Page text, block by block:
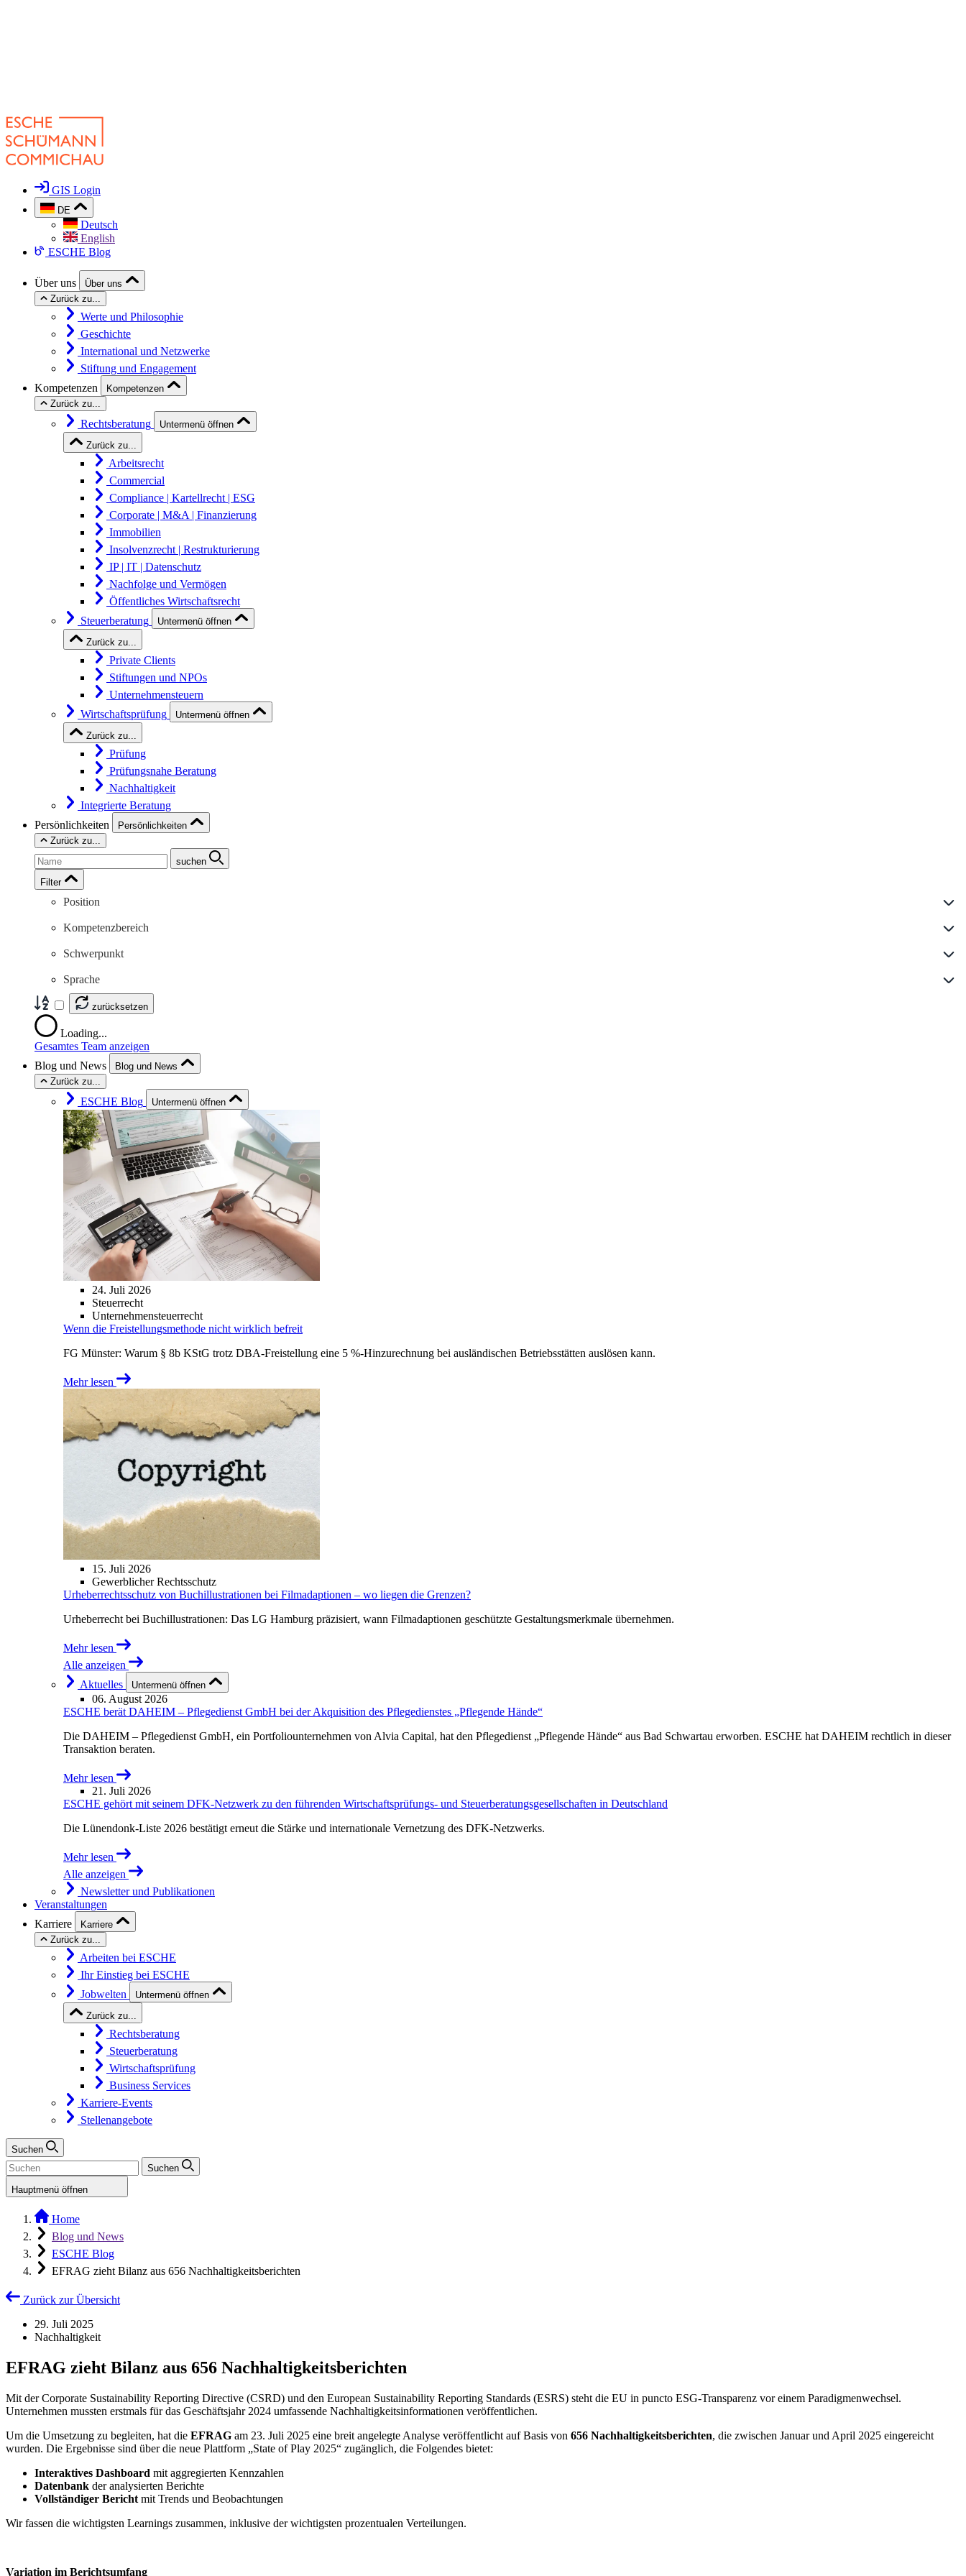
GIS Login
DE
Deutsch
English
ESCHE Blog
Über uns
Über uns
Zurück zu...
Werte und Philosophie
Geschichte
International und Netzwerke
Stiftung und Engagement
Kompetenzen
Kompetenzen
Zurück zu...
Rechtsberatung
Untermenü öffnen
Zurück zu...
Arbeitsrecht
Commercial
Compliance | Kartellrecht | ESG
Corporate | M&A | Finanzierung
Immobilien
Insolvenzrecht | Restrukturierung
IP | IT | Datenschutz
Nachfolge und Vermögen
Öffentliches Wirtschaftsrecht
Steuerberatung
Untermenü öffnen
Zurück zu...
Private Clients
Stiftungen und NPOs
Unternehmensteuern
Wirtschaftsprüfung
Untermenü öffnen
Zurück zu...
Prüfung
Prüfungsnahe Beratung
Nachhaltigkeit
Integrierte Beratung
Persönlichkeiten
Persönlichkeiten
Zurück zu...
suchen
Filter
Position
Kompetenzbereich
Schwerpunkt
Sprache
zurücksetzen
Loading...
Gesamtes Team anzeigen
Blog und News
Blog und News
Zurück zu...
ESCHE Blog Untermenü öffnen
24. Juli 2026
Steuerrecht
Unternehmensteuerrecht
Wenn die Freistellungsmethode nicht wirklich befreit
FG Münster: Warum § 8b KStG trotz DBA-Freistellung eine 5 %-Hinzurechnung bei ausländischen Betriebsstätten auslösen kann.
Mehr lesen
15. Juli 2026
Gewerblicher Rechtsschutz
Urheberrechtsschutz von Buchillustrationen bei Filmadaptionen – wo liegen die Grenzen?
Urheberrecht bei Buchillustrationen: Das LG Hamburg präzisiert, wann Filmadaptionen geschützte Gestaltungsmerkmale übernehmen.
Mehr lesen
Alle anzeigen
Aktuelles
Untermenü öffnen
06. August 2026
ESCHE berät DAHEIM – Pflegedienst GmbH bei der Akquisition des Pflegedienstes „Pflegende Hände“
Die DAHEIM – Pflegedienst GmbH, ein Portfoliounternehmen von Alvia Capital, hat den Pflegedienst „Pflegende Hände“ aus Bad Schwartau erworben. ESCHE hat DAHEIM rechtlich in dieser
Transaktion beraten.
Mehr lesen
21. Juli 2026
ESCHE gehört mit seinem DFK-Netzwerk zu den führenden Wirtschaftsprüfungs- und Steuerberatungsgesellschaften in Deutschland
Die Lünendonk-Liste 2026 bestätigt erneut die Stärke und internationale Vernetzung des DFK-Netzwerks.
Mehr lesen
Alle anzeigen
Newsletter und Publikationen
Veranstaltungen
Karriere
Karriere
Zurück zu...
Arbeiten bei ESCHE
Ihr Einstieg bei ESCHE
Jobwelten
Untermenü öffnen
Zurück zu...
Rechtsberatung
Steuerberatung
Wirtschaftsprüfung
Business Services
Karriere-Events
Stellenangebote
Suchen
Suchen
Hauptmenü öffnen
Home
Blog und News
ESCHE Blog
EFRAG zieht Bilanz aus 656 Nachhaltigkeitsberichten
Zurück zur Übersicht
29. Juli 2025
Nachhaltigkeit
EFRAG zieht Bilanz aus 656 Nachhaltigkeitsberichten
Mit der Corporate Sustainability Reporting Directive (CSRD) und den European Sustainability Reporting Standards (ESRS) steht die EU in puncto ESG-Transparenz vor einem Paradigmenwechsel.
Unternehmen mussten erstmals für das Geschäftsjahr 2024 umfassende Nachhaltigkeitsinformationen veröffentlichen.
Um die Umsetzung zu begleiten, hat die EFRAG am 23. Juli 2025 eine breit angelegte Analyse veröffentlicht auf Basis von 656 Nachhaltigkeitsberichten, die zwischen Januar und April 2025 eingereicht
wurden. Die Ergebnisse sind über die neue Plattform „State of Play 2025“ zugänglich, die Folgendes bietet:
Interaktives Dashboard mit aggregierten Kennzahlen
Datenbank der analysierten Berichte
Vollständiger Bericht mit Trends und Beobachtungen
Wir fassen die wichtigsten Learnings zusammen, inklusive der wichtigsten prozentualen Verteilungen.
Variation im Berichtsumfang